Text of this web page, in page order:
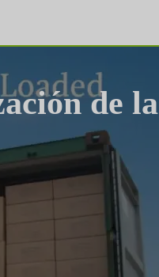
de la